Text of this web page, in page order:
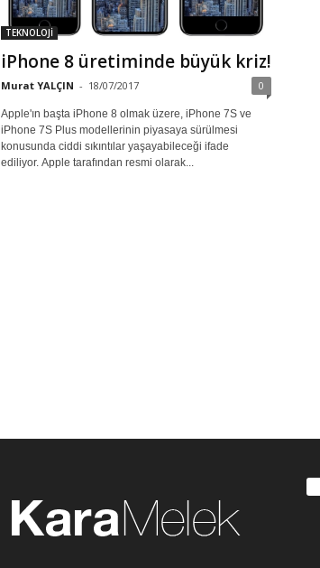
TEKNOLOJİ
iPhone 8 üretiminde büyük kriz!
Murat YALÇIN - 18/07/2017 0
Apple'ın başta iPhone 8 olmak üzere, iPhone 7S ve
iPhone 7S Plus modellerinin piyasaya sürülmesi
konusunda ciddi sıkıntılar yaşayabileceği ifade
ediliyor. Apple tarafından resmi olarak...